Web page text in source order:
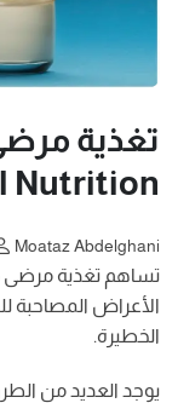
تغذية
Nutrition
Moataz Abdelghani
تساهم تغذية مرضى
الأعراض المصاحبة
الخطيرة.
يوجد العديد من